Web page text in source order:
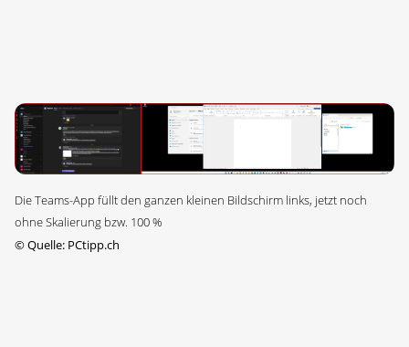
Die Teams-App füllt den ganzen kleinen Bildschirm links, jetzt noch
ohne Skalierung bzw. 100 %
©Quelle: PCtipp.ch